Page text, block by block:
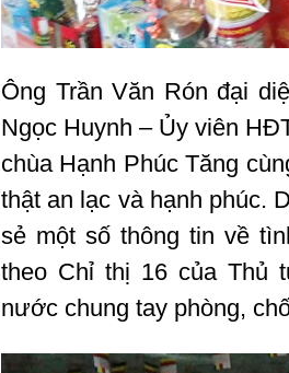
Ông Trần Văn Rón đại
Ngọc Huynh – Ủy viên
chùa Hạnh Phúc Tăng
thật an lạc và hạnh phúc.
sẻ một số thông tin về
theo Chỉ thị 16 của Thủ
nước chung tay phòng,